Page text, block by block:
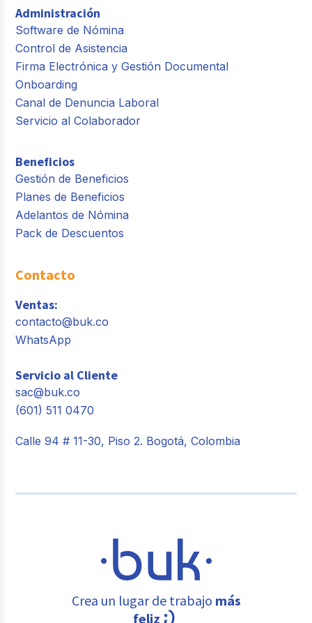
Administración
Software de Nómina
Control de Asistencia
Firma Electrónica y Gestión Documental
Onboarding
Canal de Denuncia Laboral
Servicio al Colaborador
Beneficios
Gestión de Beneficios
Planes de Beneficios
Adelantos de Nómina
Pack de Descuentos
Contacto
Ventas:
contacto@buk.co
WhatsApp
Servicio al Cliente
sac@buk.co
(601) 511 0470
Calle 94 # 11-30, Piso 2. Bogotá, Colombia
Crea un lugar de trabajo más
feliz